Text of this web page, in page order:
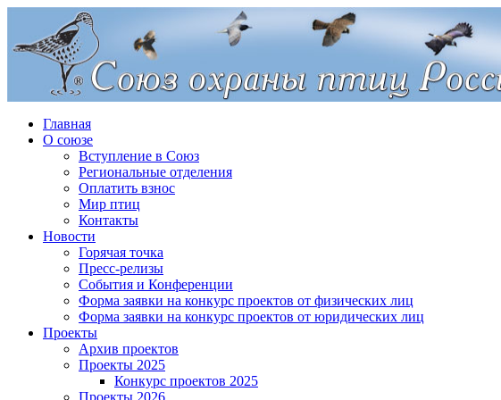
Главная
О союзе
Вступление в Союз
Региональные отделения
Оплатить взнос
Мир птиц
Контакты
Новости
Горячая точка
Пресс-релизы
События и Конференции
Форма заявки на конкурс проектов от физических лиц
Форма заявки на конкурс проектов от юридических лиц
Проекты
Архив проектов
Проекты 2025
Конкурс проектов 2025
Проекты 2026